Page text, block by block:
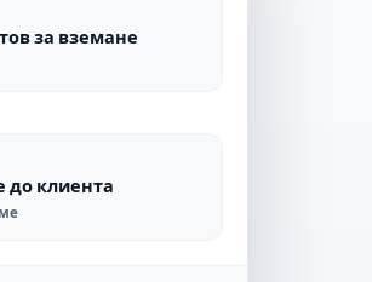
за вземане
до клиента